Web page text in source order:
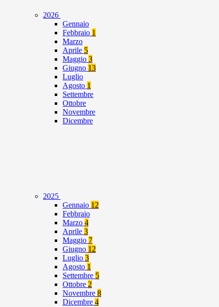
2026
Gennaio
Febbraio 1
Marzo
Aprile 5
Maggio 3
Giugno 13
Luglio
Agosto 1
Settembre
Ottobre
Novembre
Dicembre
2025
Gennaio 12
Febbraio
Marzo 4
Aprile 3
Maggio 7
Giugno 12
Luglio 3
Agosto 1
Settembre 5
Ottobre 2
Novembre 8
Dicembre 4